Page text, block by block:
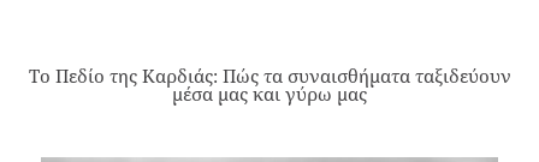
Το Πεδίο της Καρδιάς: Πώς τα συναισθήματα ταξιδεύουν
μέσα μας και γύρω μας